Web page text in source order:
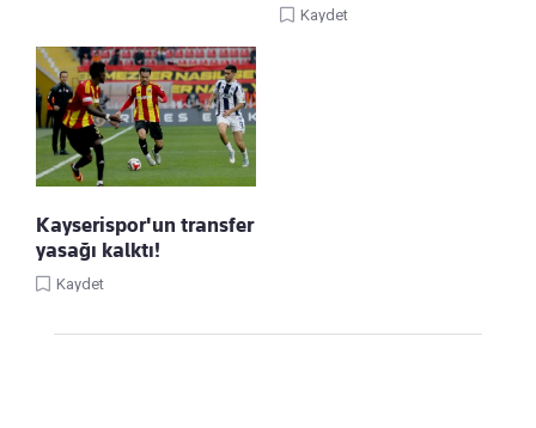
Kaydet
Kayserispor'un transfer
yasağı kalktı!
Kaydet